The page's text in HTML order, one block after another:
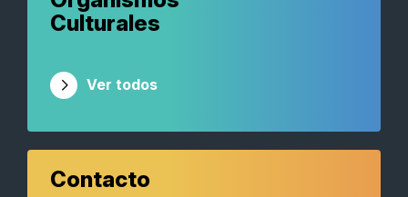
Culturales
Ver todos
Contacto